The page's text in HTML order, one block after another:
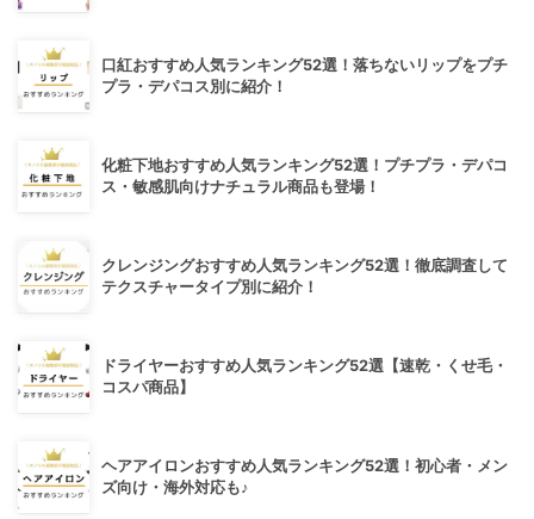
口紅おすすめ人気ランキング52選！落ちないリップをプチ
プラ・デパコス別に紹介！
化粧下地おすすめ人気ランキング52選！プチプラ・デパコ
ス・敏感肌向けナチュラル商品も登場！
クレンジングおすすめ人気ランキング52選！徹底調査して
テクスチャータイプ別に紹介！
ドライヤーおすすめ人気ランキング52選【速乾・くせ毛・
コスパ商品】
ヘアアイロンおすすめ人気ランキング52選！初心者・メン
ズ向け・海外対応も♪